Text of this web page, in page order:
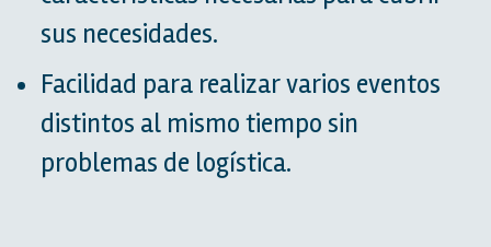
sus necesidades.
Facilidad para realizar varios eventos
distintos al mismo tiempo sin
problemas de logística.